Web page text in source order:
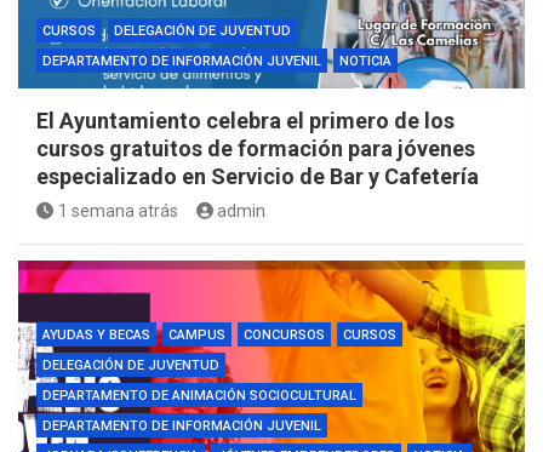
CURSOS
DELEGACIÓN DE JUVENTUD
DEPARTAMENTO DE INFORMACIÓN JUVENIL
NOTICIA
El Ayuntamiento celebra el primero de los
cursos gratuitos de formación para jóvenes
especializado en Servicio de Bar y Cafetería
1 semana atrás admin
AYUDAS Y BECAS CAMPUS CONCURSOS
CURSOS
DELEGACIÓN DE JUVENTUD
DEPARTAMENTO DE ANIMACIÓN SOCIOCULTURAL
DEPARTAMENTO DE INFORMACIÓN JUVENIL